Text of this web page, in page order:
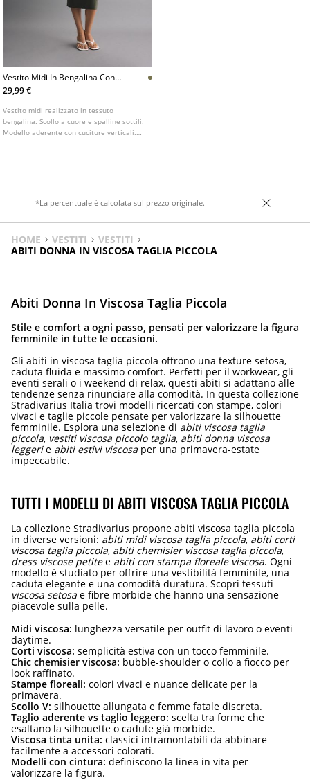
Vestito Midi In Bengalina Con
Spalline
29,99 €
Vestito midi realizzato in tessuto
bengalina. Scollo a cuore e spalline sottili.
Modello aderente con cuciture verticali.
*La percentuale è calcolata sul prezzo originale.
HOME VESTITI
VESTITI
ABITI DONNA IN VISCOSA TAGLIA PICCOLA
Abiti Donna In Viscosa Taglia Piccola
Stile e comfort a ogni passo, pensati per valorizzare la figura
femminile in tutte le occasioni.
Gli abiti in viscosa taglia piccola offrono una texture setosa,
caduta fluida e massimo comfort. Perfetti per il workwear, gli
eventi serali o i weekend di relax, questi abiti si adattano alle
tendenze senza rinunciare alla comodità. In questa collezione
Stradivarius Italia trovi modelli ricercati con stampe, colori
vivaci e taglie piccole pensate per valorizzare la silhouette
femminile. Esplora una selezione di abiti viscosa taglia
piccola, vestiti viscosa piccolo taglia, abiti donna viscosa
leggerie abiti estivi viscosa per una primavera-estate
impeccabile.
TUTTI I MODELLI DI ABITI VISCOSA TAGLIA PICCOLA
La collezione Stradivarius propone abiti viscosa taglia piccola
in diverse versioni: abiti midi viscosa taglia piccola, abiti corti
viscosa taglia piccola, abiti chemisier viscosa taglia piccola,
dress viscose petitee abiti con stampa floreale viscosa. Ogni
modello è studiato per offrire una vestibilità femminile, una
caduta elegante e una comodità duratura. Scopri tessuti
viscosa setosa e fibre morbide che hanno una sensazione
piacevole sulla pelle.
Midi viscosa: lunghezza versatile per outfit di lavoro o eventi
daytime.
Corti viscosa: semplicità estiva con un tocco femminile.
Chic chemisier viscosa: bubble-shoulder o collo a fiocco per
look raffinato.
Stampe floreali: colori vivaci e nuance delicate per la
primavera.
Scollo V: silhouette allungata e femme fatale discreta.
Taglio aderente vs taglio leggero: scelta tra forme che
esaltano la silhouette o cadute già morbide.
Viscosa tinta unita: classici intramontabili da abbinare
facilmente a accessori colorati.
Modelli con cintura: definiscono la linea in vita per
valorizzare la figura.